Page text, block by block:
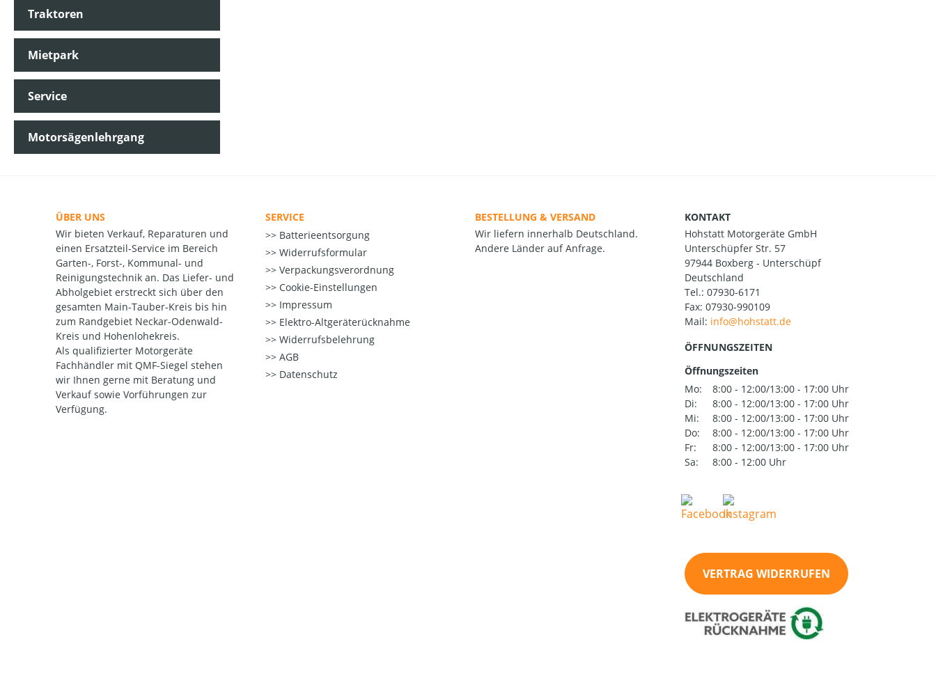
Traktoren
Mietpark
Service
Motorsägenlehrgang
ÜBER UNS
Wir bieten Verkauf, Reparaturen und
einen Ersatzteil-Service im Bereich
Garten-, Forst-, Kommunal- und
Reinigungstechnik an. Das Liefer- und
Abholgebiet erstreckt sich über den
gesamten Main-Tauber-Kreis bis hin
zum Randgebiet Neckar-Odenwald-
Kreis und Hohenlohekreis.
Als qualifizierter Motorgeräte
Fachhändler mit QMF-Siegel stehen
wir Ihnen gerne mit Beratung und
Verkauf sowie Vorführungen zur
Verfügung.
SERVICE
Batterieentsorgung
Widerrufsformular
Verpackungsverordnung
Cookie-Einstellungen
Impressum
Elektro-Altgeräterücknahme
Widerrufsbelehrung
AGB
Datenschutz
BESTELLUNG & VERSAND
Wir liefern innerhalb Deutschland.
Andere Länder auf Anfrage.
KONTAKT
Hohstatt Motorgeräte GmbH
Unterschüpfer Str. 57
97944 Boxberg - Unterschüpf
Deutschland
Tel.: 07930-6171
Fax: 07930-990109
Mail:
ÖFFNUNGSZEITEN
Öffnungszeiten
Mo:
8:00 - 12:00/13:00 - 17:00 Uhr
Di:
8:00 - 12:00/13:00 - 17:00 Uhr
Mi:
8:00 - 12:00/13:00 - 17:00 Uhr
Do:
8:00 - 12:00/13:00 - 17:00 Uhr
Fr:
8:00 - 12:00/13:00 - 17:00 Uhr
Sa:
8:00 - 12:00 Uhr
VERTRAG WIDERRUFEN